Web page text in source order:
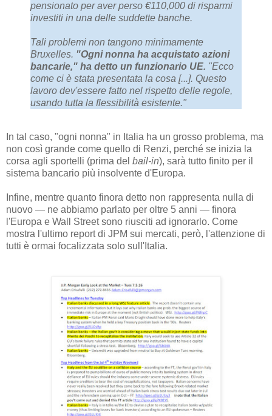
pensionato per aver perso €110,000 di risparmi
investiti in una delle suddette banche.
Tali problemi non tangono minimamente
Bruxelles. "Ogni nonna ha acquistato azioni
bancarie," ha detto un funzionario UE. "Ecco
come ci è stata presentata la cosa [...]. Questo
lavoro dev'essere fatto nel rispetto delle regole,
usando tutta la flessibilità esistente."
In tal caso, "ogni nonna" in Italia ha un grosso problema, ma
non così grande come quello di Renzi, perché se inizia la
corsa agli sportelli (prima del bail-in), sarà tutto finito per il
sistema bancario più insolvente d'Europa.
Infine, mentre quanto finora detto non rappresenta nulla di
nuovo — ne abbiamo parlato per oltre 5 anni — finora
l'Europa e Wall Street sono riusciti ad ignorarlo. Come
mostra l'ultimo report di JPM sui mercati, però, l'attenzione di
tutti è ormai focalizzata solo sull'Italia.